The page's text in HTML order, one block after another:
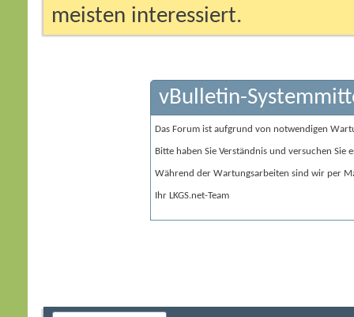
meisten interessiert.
vBulletin-
Das Forum ist aufgrund von notwendigen
Bitte haben Sie Verständnis und versuchen Sie
Während der Wartungsarbeiten sind wir per
Ihr LKGS.net-Team